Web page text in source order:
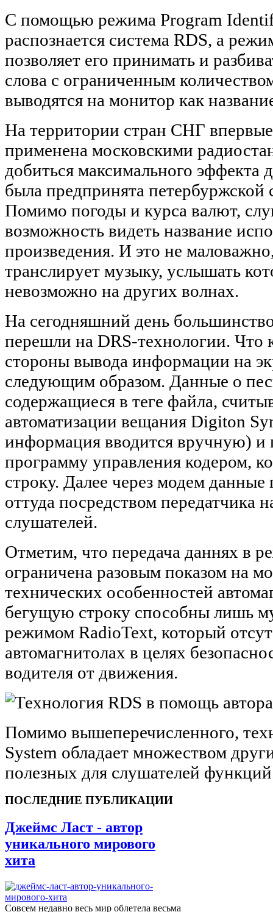
С помощью режима Program
распознается система RDS, а
позволяет его принимать и
слова с ограниченным
выводятся на монитор как
На территории стран СНГ
применена московскими
добиться максимального эффекта
была предпринята
Помимо погоды и курса валют,
возможность видеть название
произведения. И это не
транслирует музыку, услышать
невозможно на других волнах.
На сегодняшний день
перешли на DRS-технологии. Что
стороны вывода информации на
следующим образом. Данные о
содержащиеся в теге файла,
автоматизации вещания Digiton
информация вводится вручную) и
программу управления кодером,
строку. Далее через модем данные
оттуда посредством передатчика
слушателей.
Отметим, что передача даннях в
ограничена разовым показом на
технических особенностей
бегущую строку способны лишь
режимом RadioText, который
автомагнитолах в целях
водителя от движения.
Помимо вышеперечисленного,
System обладает множеством
полезных для слушателей
ПОСЛЕДНИЕ ПУБЛИКАЦИИ
Джеймс Ласт - автор
уникального мирового
хита
Совсем недавно весь мир облетела весьма